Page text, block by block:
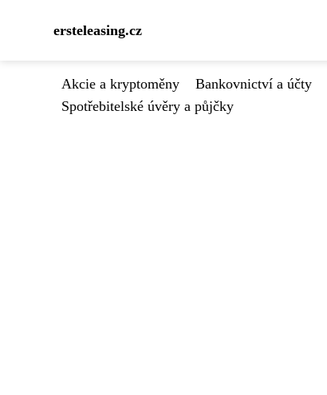
ersteleasing.cz
Akcie a kryptoměny Bankovnictví a účty
Spotřebitelské úvěry a půjčky